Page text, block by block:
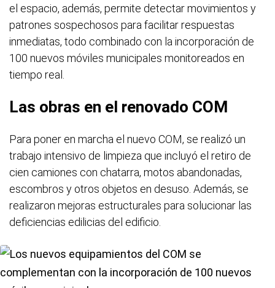
el espacio, además, permite detectar movimientos y
patrones sospechosos para facilitar respuestas
inmediatas, todo combinado con la incorporación de
100 nuevos móviles municipales monitoreados en
tiempo real.
Las obras en el renovado COM
Para poner en marcha el nuevo COM, se realizó un
trabajo intensivo de limpieza que incluyó el retiro de
cien camiones con chatarra, motos abandonadas,
escombros y otros objetos en desuso. Además, se
realizaron mejoras estructurales para solucionar las
deficiencias edilicias del edificio.